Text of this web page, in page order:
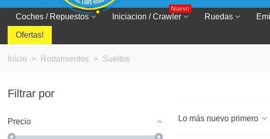
Coches / Repuestos Iniciacion / Crawler
Nuevo
Ruedas
Ofertas!
Inicio > Rodamientos > Sueltos
Filtrar por
Precio Lo más nuevo primero